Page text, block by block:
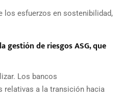
los esfuerzos en sostenibilidad,
gestión de riesgos ASG, que
Los bancos
relativas a la transición hacia